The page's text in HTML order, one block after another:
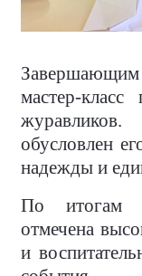
мастер-
обусловлен
надежды и
По итогам
отмечена
и